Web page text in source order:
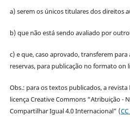
a) serem os únicos titulares dos direitos
b) que não está sendo avaliado por
c) e que, caso aprovado, transferem
reservas, para publicação no formato on
Obs.: para os textos publicados, a
licença Creative Commons “Atribuição -
Compartilhar Igual 4.0 Internacional” (